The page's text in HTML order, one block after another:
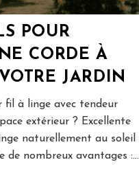
POUR
CORDE À
JARDIN
fil à linge avec tendeur
extérieur ? Excellente
naturellement au soleil
de nombreux avantages :…